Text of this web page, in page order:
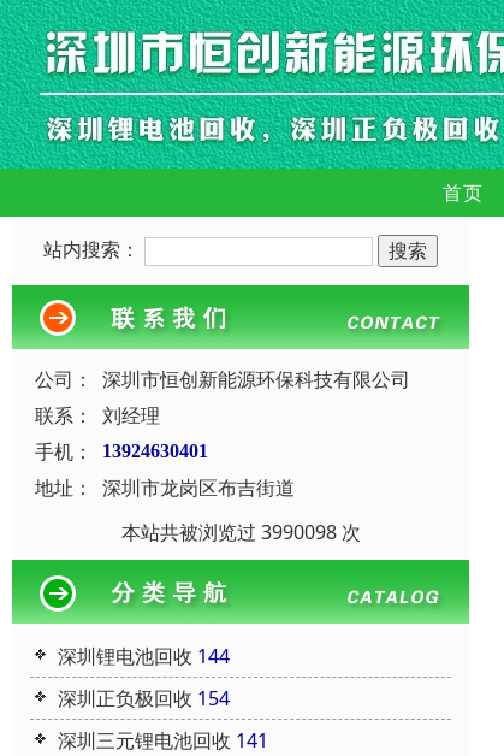
首页
站内搜索：
公司：
深圳市恒创新能源环保科技有限公司
联系：
刘经理
手机：
13924630401
地址：
深圳市龙岗区布吉街道
本站共被浏览过 3990098 次
深圳锂电池回收 144
深圳正负极回收 154
深圳三元锂电池回收 141